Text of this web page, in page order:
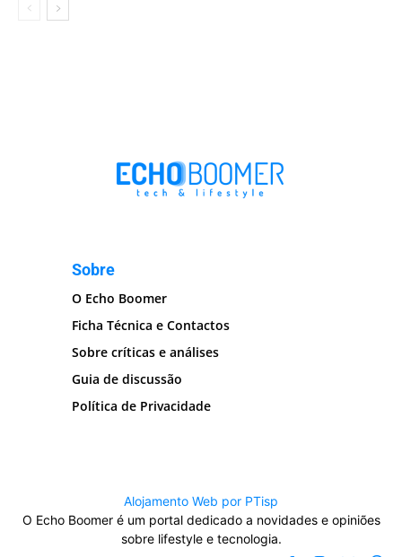
Sobre
O Echo Boomer
Ficha Técnica e Contactos
Sobre críticas e análises
Guia de discussão
Política de Privacidade
Alojamento Web por PTisp
O Echo Boomer é um portal dedicado a novidades e opiniões
sobre lifestyle e tecnologia.